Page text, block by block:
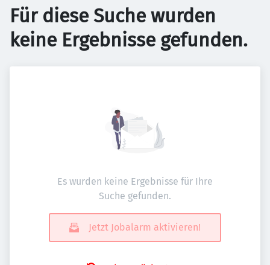
Für diese Suche wurden
keine Ergebnisse gefunden.
Es wurden keine Ergebnisse für Ihre
Suche gefunden.
Jetzt Jobalarm aktivieren!